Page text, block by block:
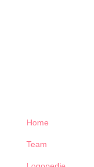
Home
Team